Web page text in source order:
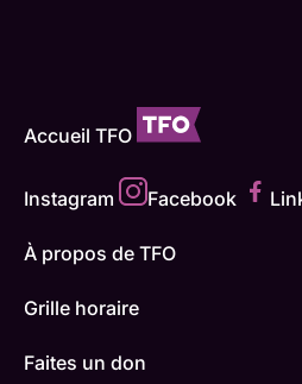
Accueil TFO
Instagram Facebook
À propos de TFO
Grille horaire
Faites un don